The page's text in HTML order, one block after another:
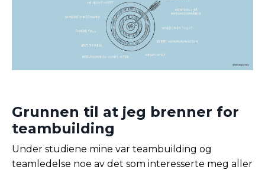
Grunnen til at jeg brenner for
teambuilding
Under studiene mine var teambuilding og
teamledelse noe av det som interesserte meg aller